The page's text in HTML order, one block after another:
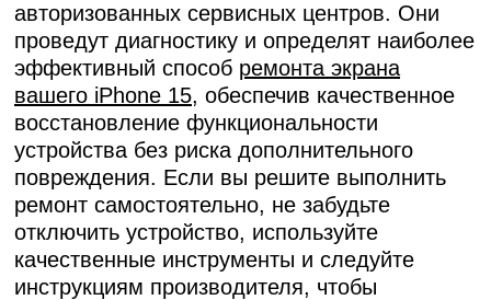
авторизованных сервисных центров. Они
проведут диагностику и определят наиболее
эффективный способ ремонта экрана
вашего iPhone 15, обеспечив качественное
восстановление функциональности
устройства без риска дополнительного
повреждения. Если вы решите выполнить
ремонт самостоятельно, не забудьте
отключить устройство, используйте
качественные инструменты и следуйте
инструкциям производителя, чтобы